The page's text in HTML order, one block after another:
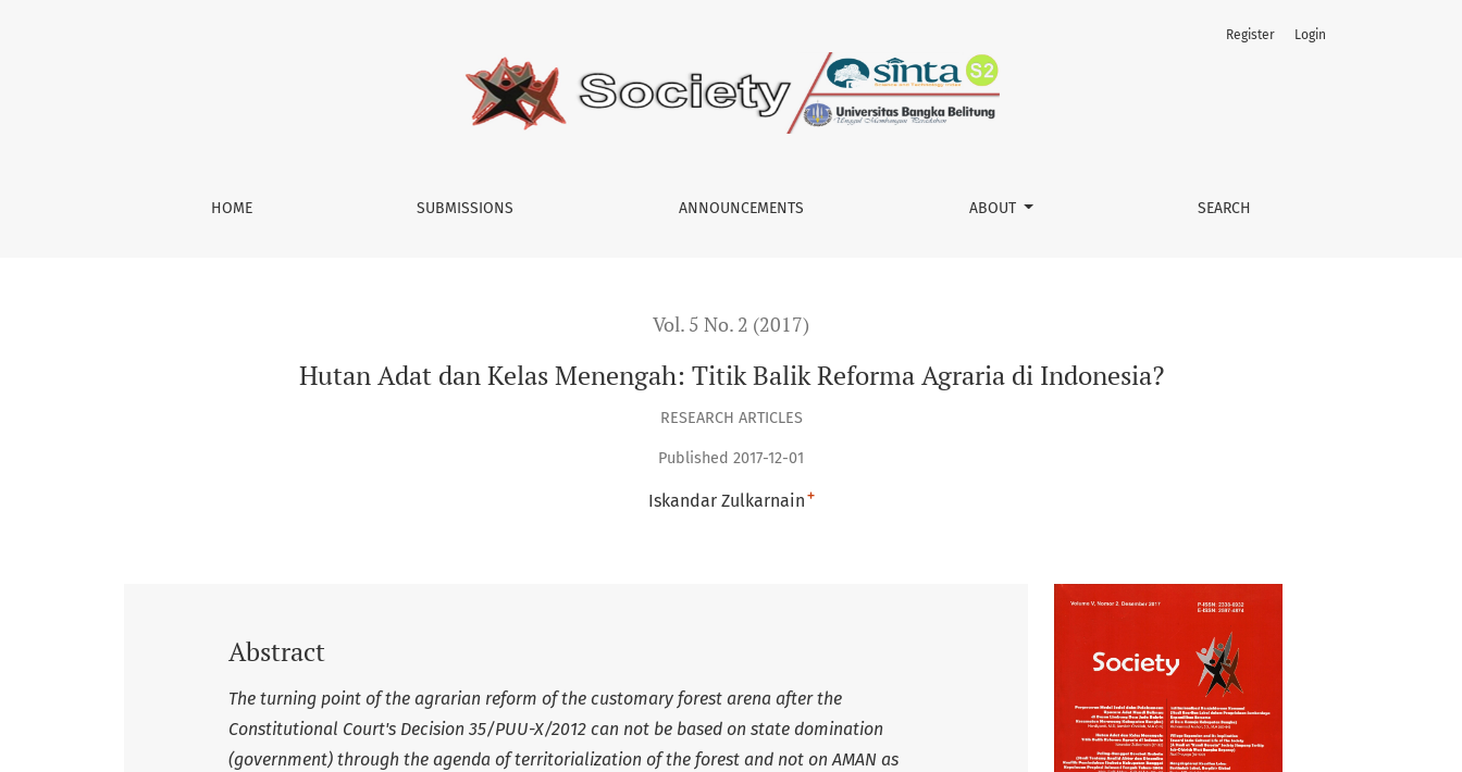
HOME SUBMISSIONS ANNOUNCEMENTS ABOUT SEARCH
Register Login
Vol. 5 No. 2 (2017)
Hutan Adat dan Kelas Menengah: Titik Balik Reforma Agraria di Indonesia?
RESEARCH ARTICLES
Published 2017-12-01
Iskandar Zulkarnain +
Abstract
The turning point of the agrarian reform of the customary forest arena after the
Constitutional Court's Decision 35/PUU-X/2012 can not be based on state domination
(government) through the agenda of territorialization of the forest and not on AMAN as